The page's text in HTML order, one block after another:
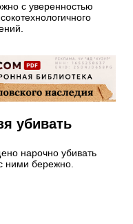
с уверенностью
убивать
нарочно убивать
ними бережно.